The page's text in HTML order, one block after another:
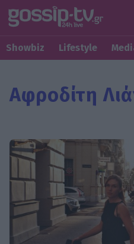
Showbiz Lifestyle
Αφροδίτη